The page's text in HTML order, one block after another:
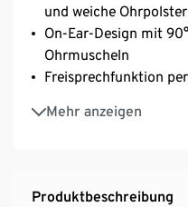
und weiche Ohrpolster
On-Ear-Design mit
Ohrmuscheln
Freisprechfunktion
Mehr anzeigen
Bluetooth® 5.3-
stabile Verbindung
Produktbeschreibung